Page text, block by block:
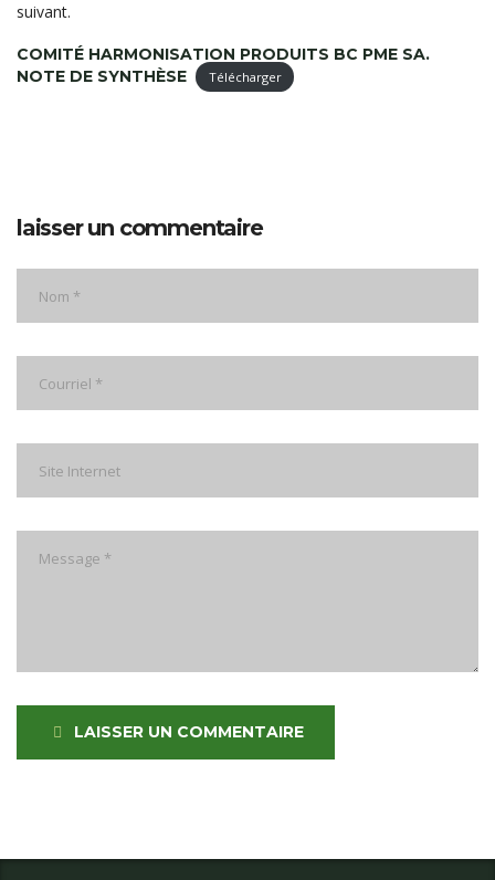
suivant.
COMITÉ HARMONISATION PRODUITS BC PME SA.
NOTE DE SYNTHÈSE
Télécharger
laisser un commentaire
LAISSER UN COMMENTAIRE